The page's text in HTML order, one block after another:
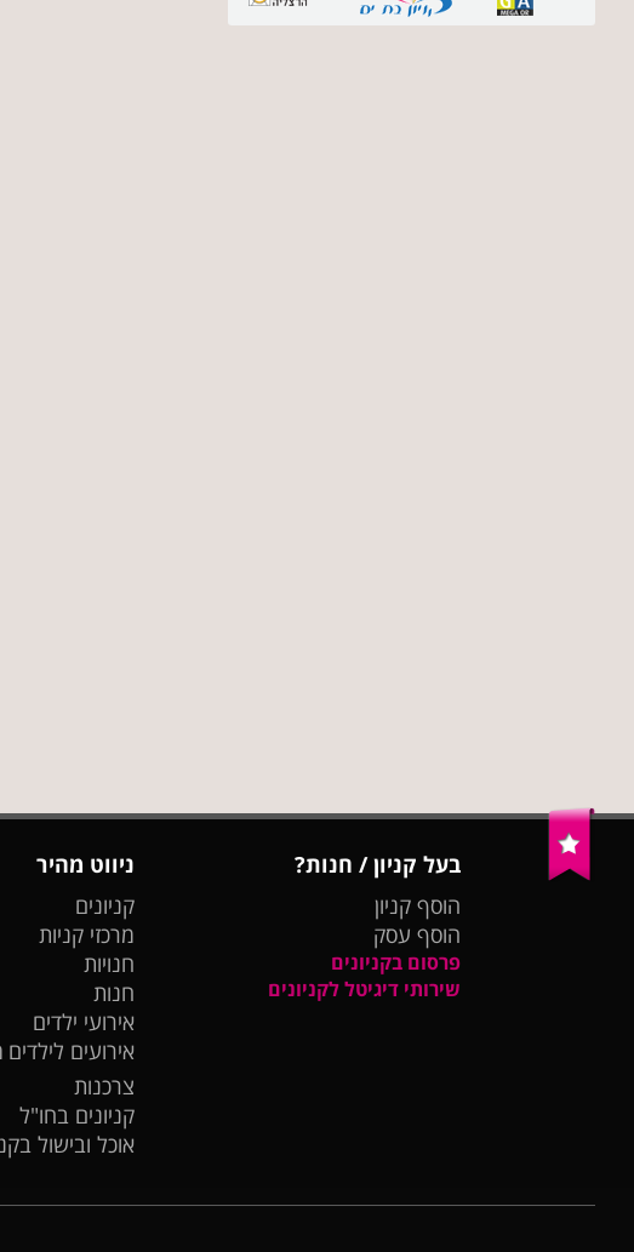
בעל קניון / חנות?
הוסף קניון
הוסף עסק
פרסום בקניונים
שירותי דיגיטל לקניונים
ניווט מהיר
קניונים
מרכזי קניות
חנויות
חנות
אירועי ילדים
אירועים לילדים
צרכנות
קניונים בחו"ל
אוכל ובישול